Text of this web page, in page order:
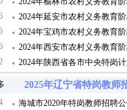
的通知
2024年延安市农村义务教育
2024年宝鸡市农村义务教育
2024年西安市农村义务教育
2024年陕西省各市中央特岗
2025年辽宁省特岗教师
海城市2020年特岗教师招聘